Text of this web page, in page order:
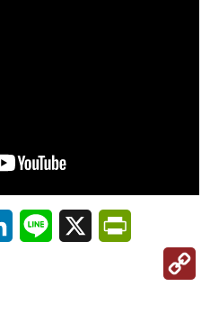
LinkedInLine X